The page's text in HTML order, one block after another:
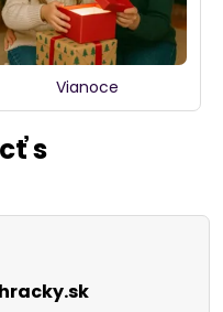
Vianoce
s